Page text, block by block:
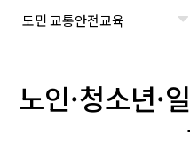
도민 교통안전교육
노인·청소년·